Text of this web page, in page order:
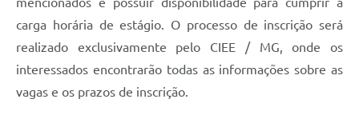
carga horária de estágio. O processo de inscrição será
realizado exclusivamente pelo CIEE / MG, onde os
interessados encontrarão todas as informações sobre as
vagas e os prazos de inscrição.